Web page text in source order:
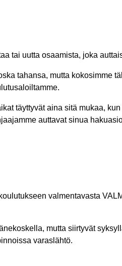
tai uutta osaamista, joka
tahansa, mutta kokosimme
täyttyvät aina sitä mukaa,
välilehteenauttavat sinua
valmentavasta
mutta siirtyvät
varaslähtö.